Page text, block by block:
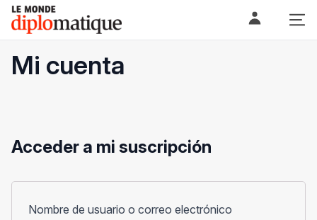
Skip
content
Le monde diplomatique
Mi cuenta
Acceder a mi suscripción
Nombre de usuario o correo electrónico